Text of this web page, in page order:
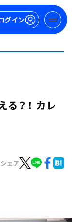
グイン
？！ カレ
ェア